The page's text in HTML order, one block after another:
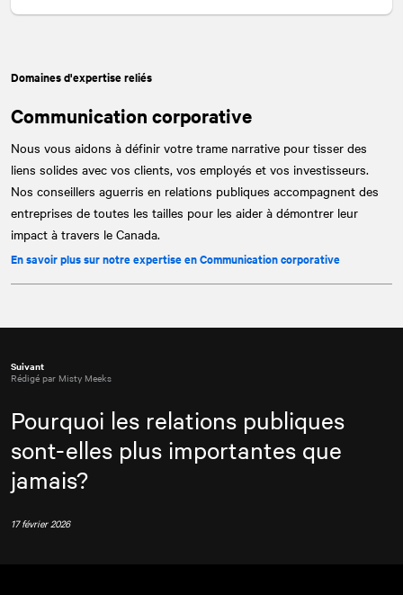
Domaines d'expertise reliés
Communication corporative
Nous vous aidons à définir votre trame narrative pour tisser des
liens solides avec vos clients, vos employés et vos investisseurs.
Nos conseillers aguerris en relations publiques accompagnent des
entreprises de toutes les tailles pour les aider à démontrer leur
impact à travers le Canada.
En savoir plus sur notre expertise en Communication corporative
Suivant
Rédigé par Misty Meeks
Pourquoi les relations publiques
sont-elles plus importantes que
jamais?
17 février 2026